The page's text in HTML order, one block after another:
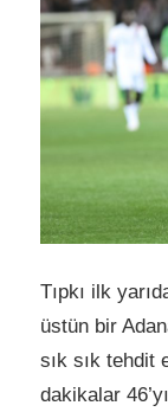
Tıpkı ilk
üstün bir
sık sık tehdit
dakikalar